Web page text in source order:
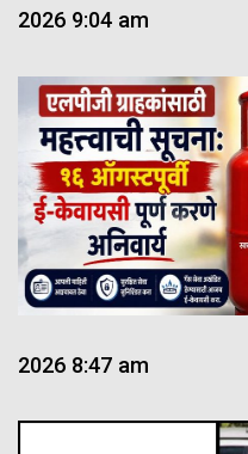
2026 9:04 am
2026 8:47 am